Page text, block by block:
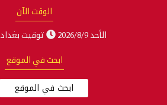
الوقت الآن
الأحد 2026/8/9 توقيت بغداد
ابحث في الموقع